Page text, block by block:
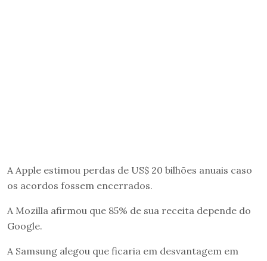
A Apple estimou perdas de US$ 20 bilhões anuais caso
os acordos fossem encerrados.
A Mozilla afirmou que 85% de sua receita depende do
Google.
A Samsung alegou que ficaria em desvantagem em